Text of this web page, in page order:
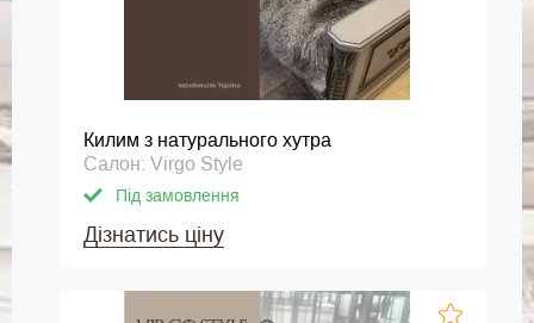
Килим з натурального хутра
Салон: Virgo Style
Під замовлення
Дізнатись ціну